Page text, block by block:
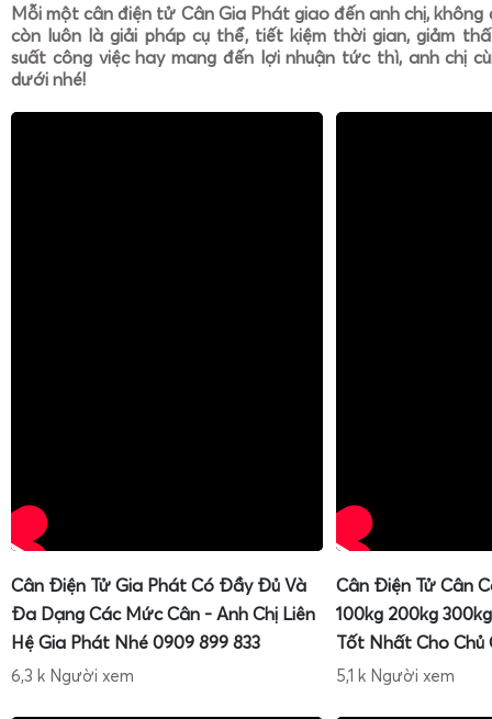
Mỗi một cân điện tử Cân Gia Phát giao đến anh chị, không
còn luôn là giải pháp cụ thể, tiết kiệm thời gian, giảm
suất công việc hay mang đến lợi nhuận tức thì, anh chị
dưới nhé!
Cân Điện Tử Gia Phát Có Đầy Đủ Và
Đa Dạng Các Mức Cân - Anh Chị Liên
Hệ Gia Phát Nhé 0909 899 833
6,3 k Người xem
Cân Điện Tử Cân
100kg 200kg
Tốt Nhất Cho Chủ
5,1 k Người xem